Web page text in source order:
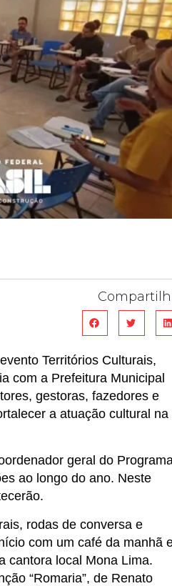
Territórios Culturais,
com a Prefeitura Municipal
gestoras, fazedores e
a atuação cultural na
geral do
ao longo do ano. Neste
rodas de conversa e
com um café da manhã
cantora local Mona Lima.
“Romaria”, de Renato